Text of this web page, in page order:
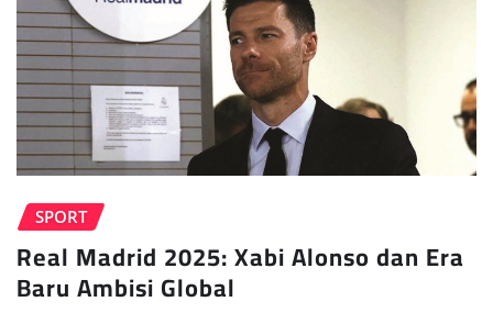
SPORT
Real Madrid 2025: Xabi Alonso dan Era
Baru Ambisi Global